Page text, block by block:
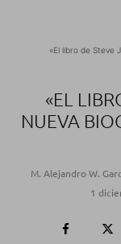
«El libro de Steve
«EL
NUEVA
M. Alejandro W.
1